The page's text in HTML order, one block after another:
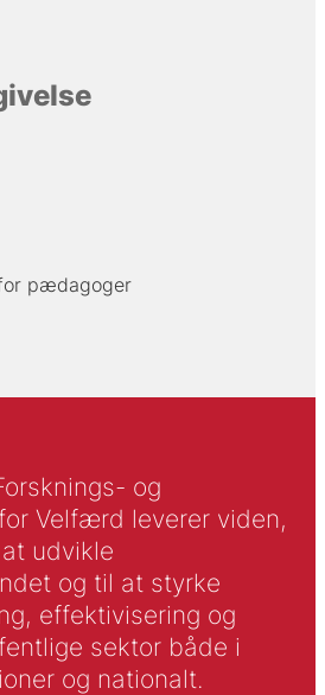
pædagoger
og
Velfærd leverer viden,
udvikle
og til at styrke
effektivisering og
sektor både i
og nationalt.